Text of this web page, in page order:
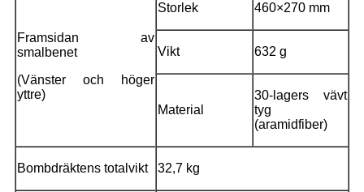
Framsidan av
smalbenet
(Vänster och höger
yttre)
Storlek 460×270 mm
Vikt 632 g
Material
30-lagers vävt
tyg
(aramidfiber)
Bombdräktens totalvikt 32,7 kg